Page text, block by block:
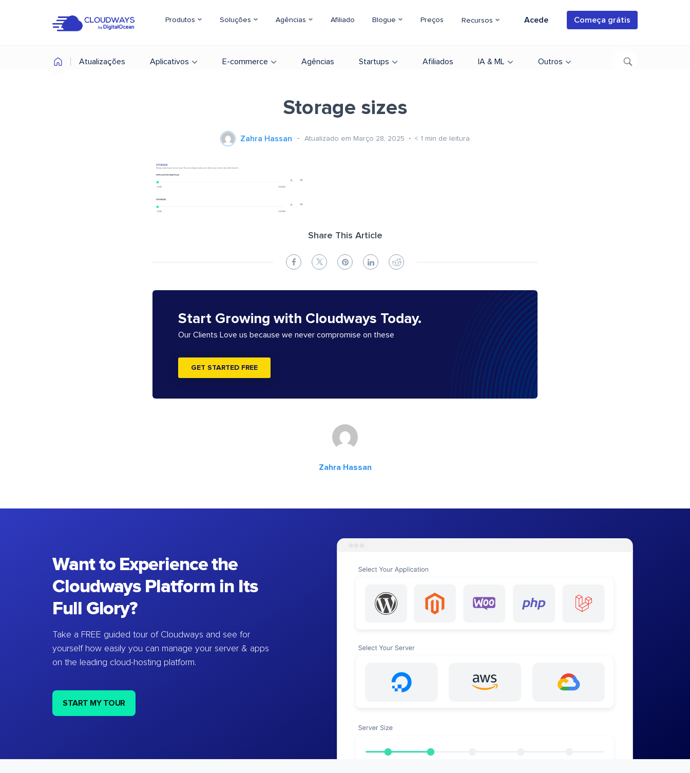
Produtos Soluções Agências Afiliado Blogue Preços Recursos Acede Começa grátis
Atualizações Aplicativos E-commerce Agências Startups Afiliados IA & ML Outros
Storage sizes
Zahra Hassan Atualizado em Março 28, 2025 < 1 min de leitura
Share This Article
Start Growing with Cloudways Today.
Our Clients Love us because we never compromise on these
GET STARTED FREE
Zahra Hassan
Want to Experience the
Cloudways Platform in Its
Full Glory?
Take a FREE guided tour of Cloudways and see for
yourself how easily you can manage your server & apps
on the leading cloud-hosting platform.
START MY TOUR